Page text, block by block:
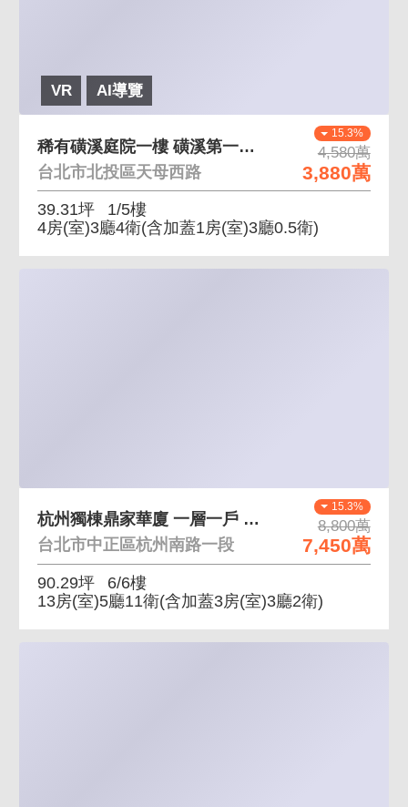
VR AI導覽
15.3%
4,580萬
3,880萬
稀有磺溪庭院一樓 磺溪第一排，室內空間大，稀有釋
台北市北投區天母西路
39.31坪
1/5樓
4房(室)3廳4衛(含加蓋1房(室)3廳0.5衛)
15.3%
8,800萬
7,450萬
杭州獨棟鼎家華廈 一層一戶 大邊間
台北市中正區杭州南路一段
90.29坪
6/6樓
13房(室)5廳11衛(含加蓋3房(室)3廳2衛)